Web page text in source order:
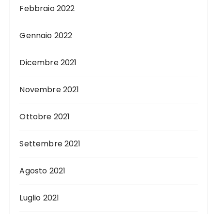
Febbraio 2022
Gennaio 2022
Dicembre 2021
Novembre 2021
Ottobre 2021
Settembre 2021
Agosto 2021
Luglio 2021